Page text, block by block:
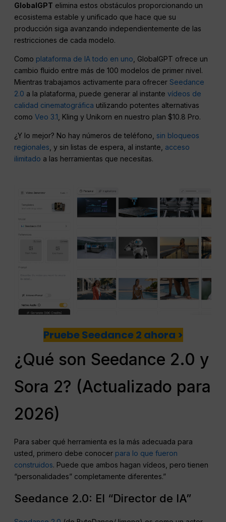
GlobalGPT elimina estos obstáculos proporcionando un
ecosistema estable y unificado que hace que su
producción siga avanzando independientemente de las
restricciones de cada modelo.
Como plataforma de IA todo en uno , GlobalGPT ofrece un
cambio fluido entre más de 100 modelos de primer nivel.
Mientras trabajamos activamente para ofrecerSeedance
2.0 a la plataforma, puede generar al instantevídeos de
calidad cinematográfica utilizando potentes alternativas
comoVeo 3.1 , Kling y Unikorn en nuestro plan $10.8 Pro.
¿Y lo mejor? No hay números de teléfono, sin bloqueos
regionales, y sin listas de espera, al instante, acceso
ilimitado a las herramientas que necesitas.
Pruebe Seedance 2 ahora >
¿Qué son Seedance 2.0 y
Sora 2? (Actualizado para
2026)
Para saber qué herramienta es la más adecuada para
usted, primero debe conocer para lo que fueron
construidos. Puede que ambos hagan vídeos, pero tienen
“personalidades” completamente diferentes.”
Seedance 2.0: El “Director de IA”